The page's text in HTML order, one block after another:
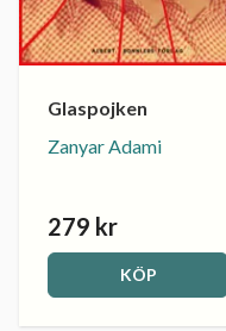
Glaspojken
Zanyar Adami
279 kr
KÖP